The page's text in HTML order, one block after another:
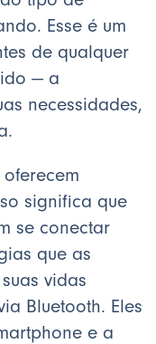
Esse é um
de qualquer
— a
necessidades,
significa que
se conectar
que as
vidas
Bluetooth. Eles
e a